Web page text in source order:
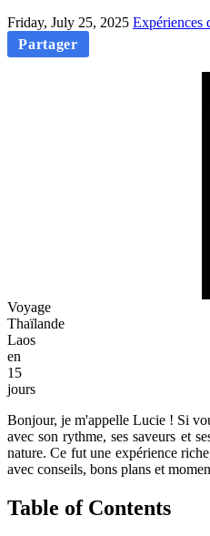
Friday, July 25, 2025 Expériences
Partager
Voyage
Thaïlande
Laos
en
15
jours
Bonjour, je m'appelle Lucie ! Si
avec son rythme, ses saveurs et
nature. Ce fut une expérience
avec conseils, bons plans et
Table of Contents